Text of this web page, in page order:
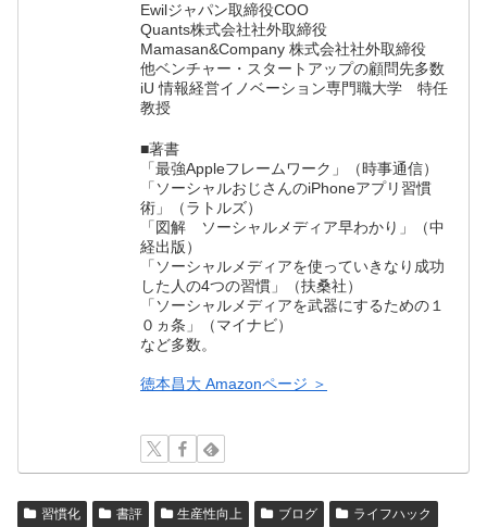
Ewilジャパン取締役COO
Quants株式会社社外取締役
Mamasan&Company 株式会社社外取締役
他ベンチャー・スタートアップの顧問先多数
iU 情報経営イノベーション専門職大学 特任
教授
■著書
「最強Appleフレームワーク」（時事通信）
「ソーシャルおじさんのiPhoneアプリ習慣
術」（ラトルズ）
「図解 ソーシャルメディア早わかり」（中
経出版）
「ソーシャルメディアを使っていきなり成功
した人の4つの習慣」（扶桑社）
「ソーシャルメディアを武器にするための１
０ヵ条」（マイナビ）
など多数。
徳本昌大 Amazonページ ＞
習慣化 書評 生産性向上 ブログ
ライフハック